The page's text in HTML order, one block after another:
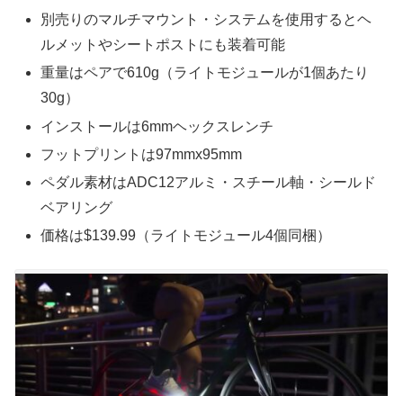
別売りのマルチマウント・システムを使用するとヘ
ルメットやシートポストにも装着可能
重量はペアで610g（ライトモジュールが1個あたり
30g）
インストールは6mmヘックスレンチ
フットプリントは97mmx95mm
ペダル素材はADC12アルミ・スチール軸・シールド
ベアリング
価格は$139.99（ライトモジュール4個同梱）